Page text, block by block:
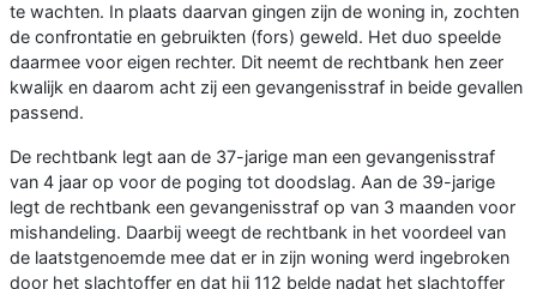
te wachten. In plaats daarvan gingen zijn de woning in, zochten
de confrontatie en gebruikten (fors) geweld. Het duo speelde
daarmee voor eigen rechter. Dit neemt de rechtbank hen zeer
kwalijk en daarom acht zij een gevangenisstraf in beide gevallen
passend.
De rechtbank legt aan de 37-jarige man een gevangenisstraf
van 4 jaar op voor de poging tot doodslag. Aan de 39-jarige
legt de rechtbank een gevangenisstraf op van 3 maanden voor
mishandeling. Daarbij weegt de rechtbank in het voordeel van
de laatstgenoemde mee dat er in zijn woning werd ingebroken
door het slachtoffer en dat hij 112 belde nadat het slachtoffer